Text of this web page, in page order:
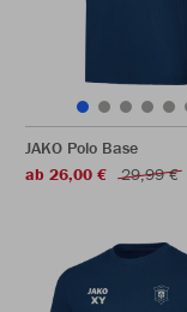
JAKO Polo Base
ab 26,00 €
29,99 €